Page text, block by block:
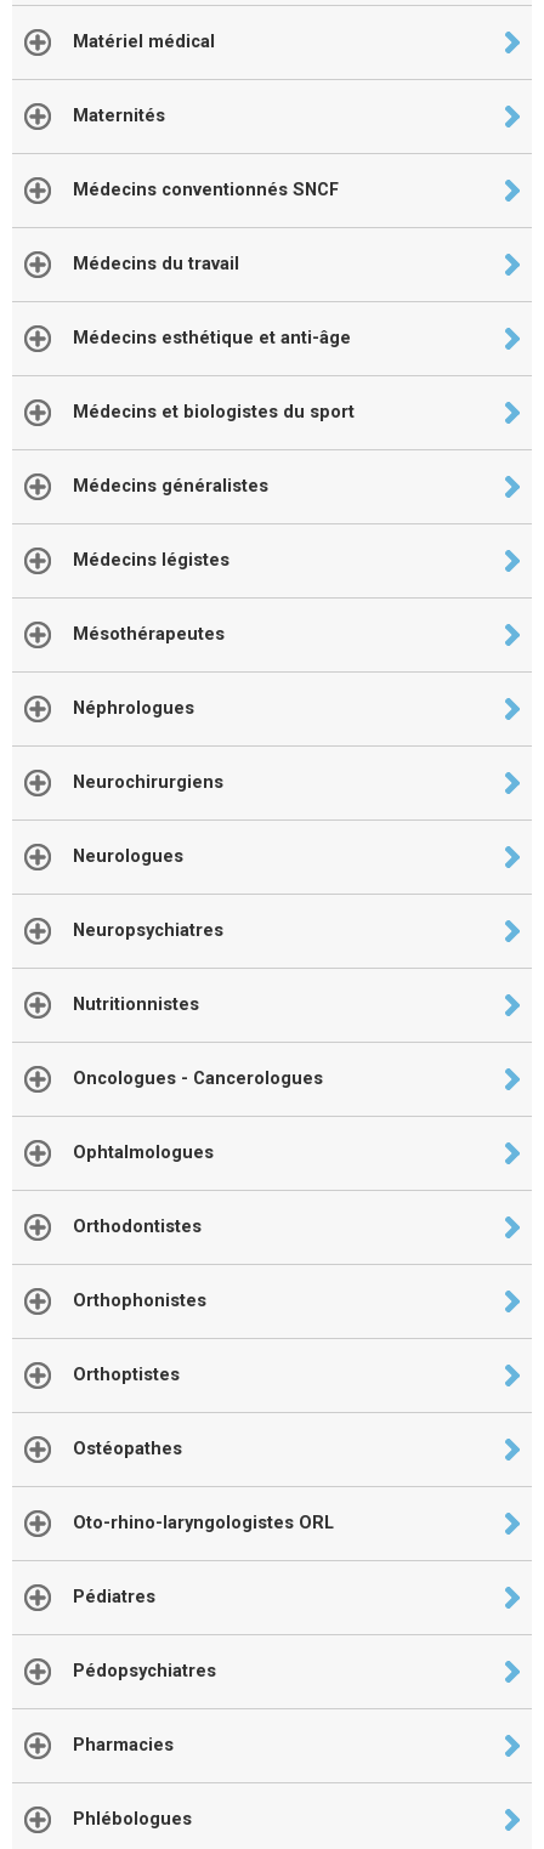
Matériel médical
Maternités
Médecins conventionnés SNCF
Médecins du travail
Médecins esthétique et anti-âge
Médecins et biologistes du sport
Médecins généralistes
Médecins légistes
Mésothérapeutes
Néphrologues
Neurochirurgiens
Neurologues
Neuropsychiatres
Nutritionnistes
Oncologues - Cancerologues
Ophtalmologues
Orthodontistes
Orthophonistes
Orthoptistes
Ostéopathes
Oto-rhino-laryngologistes ORL
Pédiatres
Pédopsychiatres
Pharmacies
Phlébologues